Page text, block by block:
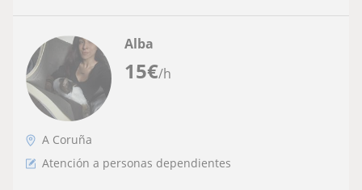
15€/h
Alba
A Coruña
Atención a personas dependientes